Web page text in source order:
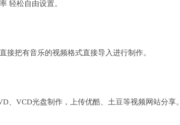
轻松自由设置。
接把有音乐的视频格式直接导入进行制作。
、VCD光盘制作，上传优酷、土豆等视频网站分享。